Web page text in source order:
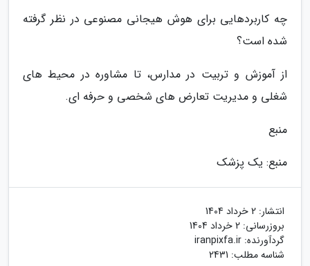
چه کاربردهایی برای هوش هیجانی مصنوعی در نظر گرفته
شده است؟
از آموزش و تربیت در مدارس، تا مشاوره در محیط های
شغلی و مدیریت تعارض های شخصی و حرفه ای.
منبع
منبع: یک پزشک
انتشار: 2 خرداد 1404
بروزرسانی: 2 خرداد 1404
گردآورنده: iranpixfa.ir
شناسه مطلب: 2431